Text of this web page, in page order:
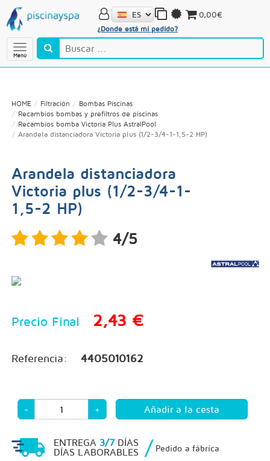
Menú
¿Donde está mi pedido?
0,00€
HOME Filtración
Bombas Piscinas
Recambios bombas y prefiltros de piscinas
Recambios bomba Victoria Plus AstralPool
Arandela distanciadora Victoria plus (1/2-3/4-1-1,5-2 HP)
Arandela distanciadora
Victoria plus (1/2-3/4-1-
1,5-2 HP)
4/5
Precio Final 2,43 €
Referencia: 4405010162
- +
ENTREGA 3/7DÍAS
DÍAS LABORABLES
/ Pedido a fábrica